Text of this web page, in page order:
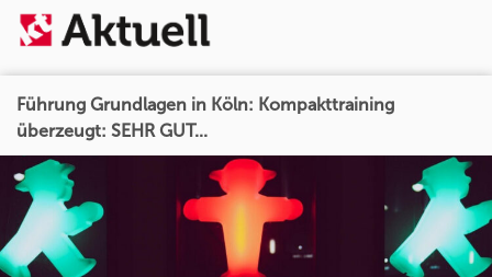
Führung Grundlagen in Köln: Kompakttraining
überzeugt: SEHR GUT...